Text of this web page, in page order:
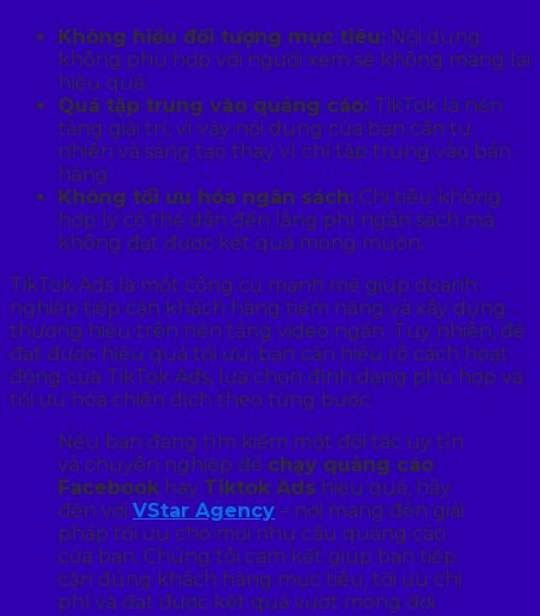
Không hiểu đối tượng mục tiêu: Nội dung
không phù hợp với người xem sẽ không mang lại
hiệu quả.
Quá tập trung vào quảng cáo: TikTok là nền
tảng giải trí, vì vậy nội dung của bạn cần tự
nhiên và sáng tạo thay vì chỉ tập trung vào bán
hàng.
Không tối ưu hóa ngân sách: Chi tiêu không
hợp lý có thể dẫn đến lãng phí ngân sách mà
không đạt được kết quả mong muốn.
TikTok Ads là một công cụ mạnh mẽ giúp doanh
nghiệp tiếp cận khách hàng tiềm năng và xây dựng
thương hiệu trên nền tảng video ngắn. Tuy nhiên, để
đạt được hiệu quả tối ưu, bạn cần hiểu rõ cách hoạt
động của TikTok Ads, lựa chọn định dạng phù hợp và
tối ưu hóa chiến dịch theo từng bước.
Nếu bạn đang tìm kiếm một đối tác uy tín
và chuyên nghiệp để chạy quảng cáo
Facebook hay Tiktok Ads hiệu quả, hãy
đến với VStar Agency – nơi mang đến giải
pháp tối ưu cho mọi nhu cầu quảng cáo
của bạn. Chúng tôi cam kết giúp bạn tiếp
cận đúng khách hàng mục tiêu, tối ưu chi
phí và đạt được kết quả vượt mong đợi.